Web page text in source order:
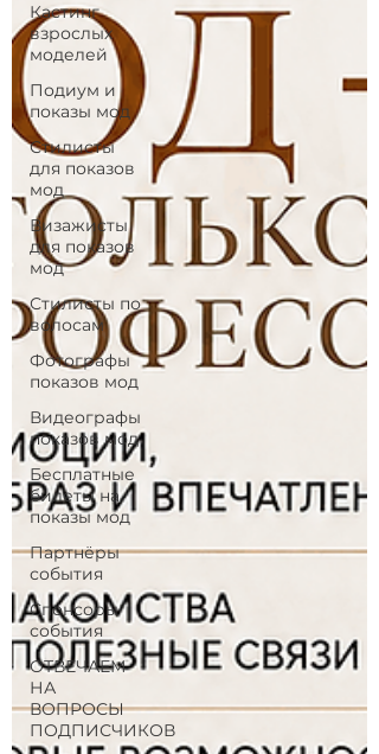
Кастинг
взрослых
моделей
Подиум и
показы мод
Стилисты
для показов
мод
Визажисты
для показов
мод
Стилисты по
волосам
Фотографы
показов мод
Видеографы
показов мод
Бесплатные
билеты на
показы мод
Партнёры
события
Спонсоры
события
ОТВЕЧАЕМ
НА
ВОПРОСЫ
ПОДПИСЧИКОВ